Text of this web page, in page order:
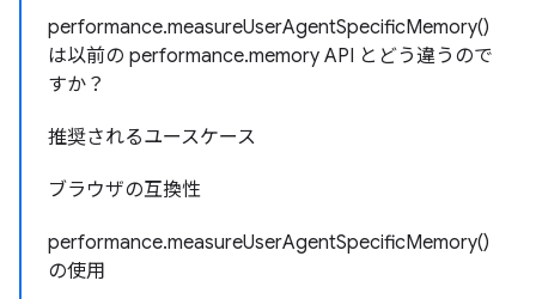
performance.measureUserAgentSpecificMemory()
は以前の performance.memory API とどう違うので
すか？
推奨されるユースケース
ブラウザの互換性
performance.measureUserAgentSpecificMemory()
の使用